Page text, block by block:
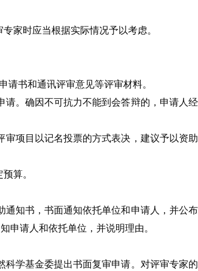
家时应当根据实际情况予以考虑。
书和通讯评审意见等评审材料。
。确因不可抗力不能到会答辩的，申请人经
项目以记名投票的方式表决，建议予以资助
算。
知书，书面通知依托单位和申请人，并公布
申请人和依托单位，并说明理由。
学基金委提出书面复审申请。对评审专家的